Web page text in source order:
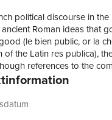
political discourse in
Roman ideas that
(le bien public, or la
of the Latin res publica),
references to the
French Revolution,
how this evolution in
peasant village up to